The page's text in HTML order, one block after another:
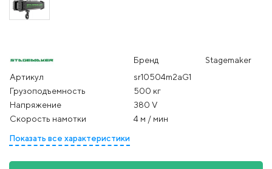
Бренд
Stagemaker
Артикул
sr10504m2aG1
Грузоподъемность
500 кг
Напряжение
380 V
Скорость намотки
4 м / мин
Показать все характеристики